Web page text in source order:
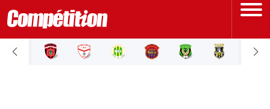
ACCUEIL